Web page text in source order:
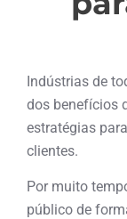
Indústrias de
dos benefícios
estratégias
clientes.
Por muito
público de